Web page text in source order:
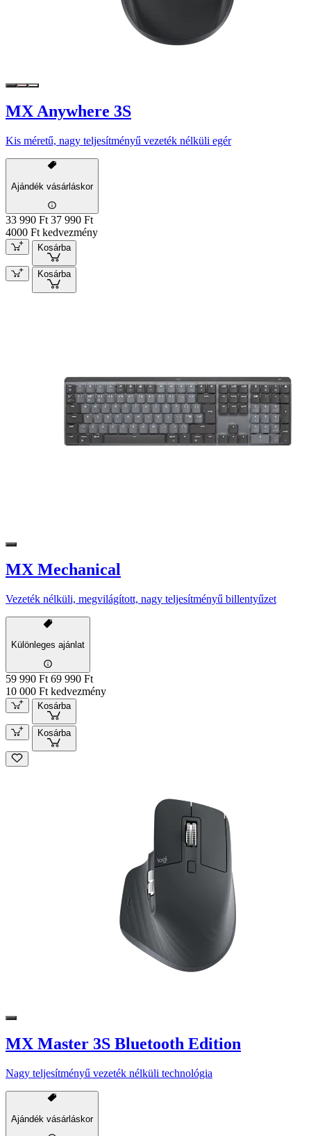
MX Anywhere 3S
Kis méretű, nagy teljesítményű vezeték nélküli egér
Ajándék vásárláskor
33 990 Ft 37 990 Ft
4000 Ft kedvezmény
Kosárba
Kosárba
MX Mechanical
Vezeték nélküli, megvilágított, nagy teljesítményű billentyűzet
Különleges ajánlat
59 990 Ft 69 990 Ft
10 000 Ft kedvezmény
Kosárba
Kosárba
MX Master 3S Bluetooth Edition
Nagy teljesítményű vezeték nélküli technológia
Ajándék vásárláskor